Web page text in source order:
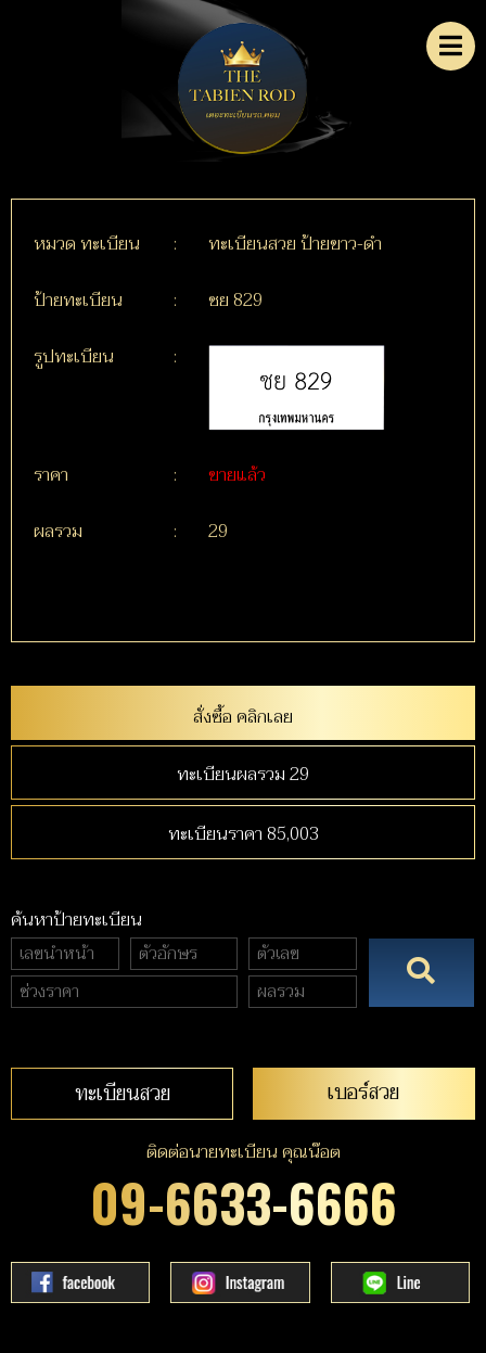
หมวด ทะเบียน :
ทะเบียนสวย ป้ายขาว-ดำ
ป้ายทะเบียน
:
ชย 829
รูปทะเบียน
:
ราคา :
ขายแล้ว
ผลรวม
: 29
สั่งซื้อ คลิกเลย
ทะเบียนผลรวม 29
ทะเบียนราคา 85,003
ค้นหาป้ายทะเบียน
ทะเบียนสวย เบอร์สวย
ติดต่อนายทะเบียน คุณน๊อต
09-6633-6666